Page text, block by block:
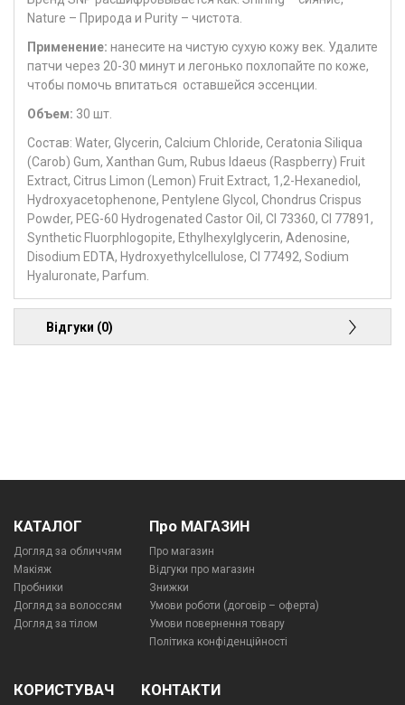
Nature – Природа и Purity – чистота.
Применение: нанесите на чистую сухую кожу век. Удалите
патчи через 20-30 минут и легонько похлопайте по коже,
чтобы помочь впитаться оставшейся эссенции.
Объем: 30 шт.
Состав: Water, Glycerin, Calcium Chloride, Ceratonia Siliqua
(Carob) Gum, Xanthan Gum, Rubus Idaeus (Raspberry) Fruit
Extract, Citrus Limon (Lemon) Fruit Extract, 1,2-Hexanediol,
Hydroxyacetophenone, Pentylene Glycol, Chondrus Crispus
Powder, PEG-60 Hydrogenated Castor Oil, CI 73360, CI 77891,
Synthetic Fluorphlogopite, Ethylhexylglycerin, Adenosine,
Disodium EDTA, Hydroxyethylcellulose, CI 77492, Sodium
Hyaluronate, Parfum.
Відгуки (0)
КАТАЛОГ
Догляд за обличчям
Макіяж
Пробники
Догляд за волоссям
Догляд за тілом
Про МАГАЗИН
Про магазин
Відгуки про магазин
Знижки
Умови роботи (договір – оферта)
Умови повернення товару
Політика конфіденційності
КОРИСТУВАЧ КОНТАКТИ